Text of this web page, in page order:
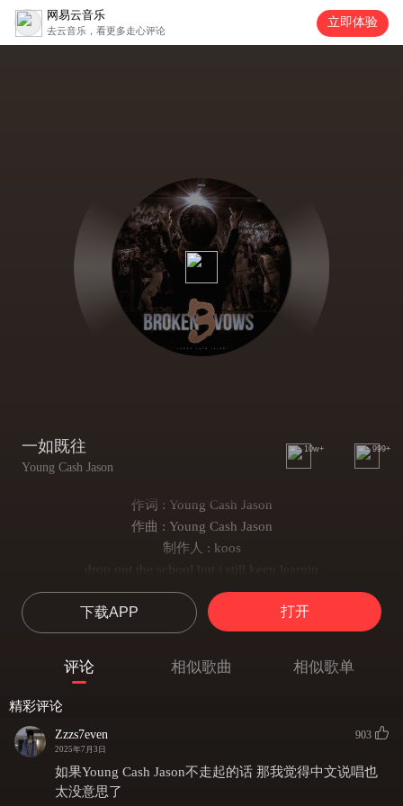
网易云音乐
去云音乐，看更多走心评论
立即体验
一如既往
Young Cash Jason
10w+ 999+
作词 : Young Cash Jason
作曲 : Young Cash Jason
制作人 : koos
drop out the school but i still keep learnin
（我辍学了，但我仍在不断学习）
刨开我心 but tha shit still keep hurtin（可伤痛依旧挥之不去）
你没办法融化这冰 you can never see thru nothin（你难窥半分）
imma grindin day to the day
imma get up to get it till i make it don’ t wanna back to the day
（跌倒再起，直至功成）
下载APP 打开
评论 相似歌曲 相似歌单
精彩评论
Zzzs7even
2025年7月3日
903
如果Young Cash Jason不走起的话 那我觉得中文说唱也
太没意思了